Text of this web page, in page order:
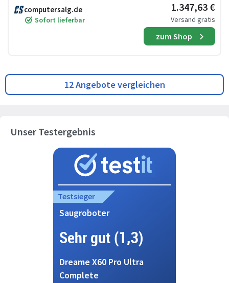
computersalg.de
Sofort lieferbar
1.347,63 €
Versand gratis
zum Shop
12 Angebote vergleichen
Unser Testergebnis
Testsieger
Saugroboter
Sehr gut (1,3)
Dreame X60 Pro Ultra
Complete